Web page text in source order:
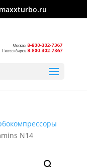
N14